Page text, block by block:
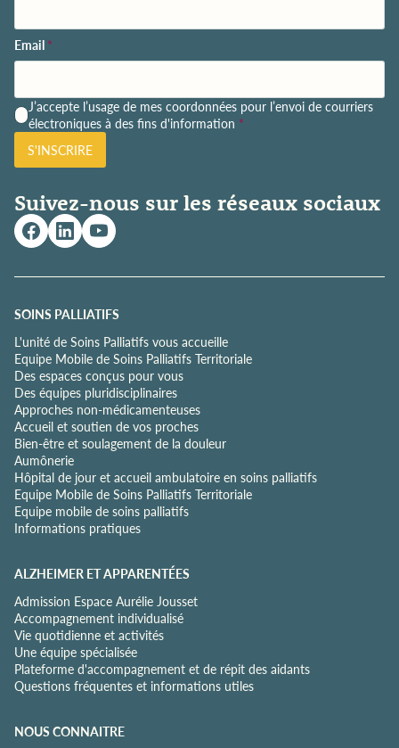
Email *
P
o
l
t
q
u
e
e
o
n
f
i
d
e
n
t
i
a
l
i
t
é
J’accepte l’usage de mes coordonnées pour l’envoi de courriers
électroniques à des fins d'information *
S'INSCRIRE
Suivez-nous sur les réseaux sociaux
SOINS PALLIATIFS
L'unité de Soins Palliatifs vous accueille
Equipe Mobile de Soins Palliatifs Territoriale
Des espaces conçus pour vous
Des équipes pluridisciplinaires
Approches non-médicamenteuses
Accueil et soutien de vos proches
Bien-être et soulagement de la douleur
Aumônerie
Hôpital de jour et accueil ambulatoire en soins palliatifs
Equipe Mobile de Soins Palliatifs Territoriale
Equipe mobile de soins palliatifs
Informations pratiques
ALZHEIMER ET APPARENTÉES
Admission Espace Aurélie Jousset
Accompagnement individualisé
Vie quotidienne et activités
Une équipe spécialisée
Plateforme d'accompagnement et de répit des aidants
Questions fréquentes et informations utiles
NOUS CONNAITRE